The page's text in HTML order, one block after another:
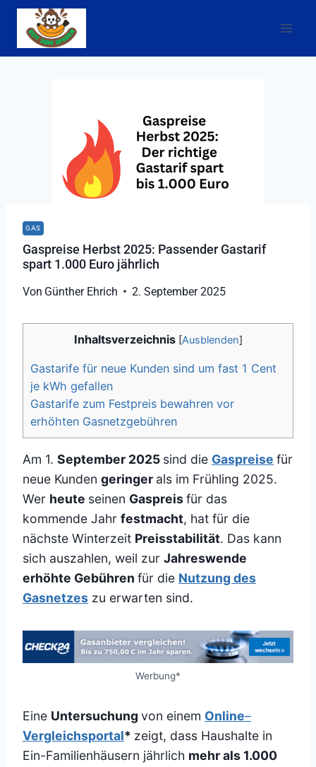
Zum
Inhalt
springen
GAS
Gaspreise Herbst 2025: Passender Gastarif
spart 1.000 Euro jährlich
Von Günther Ehrich 2. September 2025
Inhaltsverzeichnis [Ausblenden]
Gastarife für neue Kunden sind um fast 1 Cent
je kWh gefallen
Gastarife zum Festpreis bewahren vor
erhöhten Gasnetzgebühren
Am 1. September 2025 sind die Gaspreise für
neue Kunden geringer als im Frühling 2025.
Wer heute seinen Gaspreisfür das
kommende Jahr festmacht, hat für die
nächste Winterzeit Preisstabilität. Das kann
sich auszahlen, weil zur Jahreswende
erhöhte Gebühren für die Nutzung des
Gasnetzes zu erwarten sind.
Werbung*
Eine Untersuchung von einem Online–
Vergleichsportal* zeigt, dass Haushalte in
Ein-Familienhäusern jährlich mehr als 1.000